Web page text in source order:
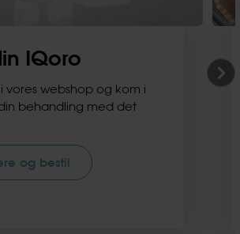
IQoro
vores webshop og kom i
behandling med det
og bestil